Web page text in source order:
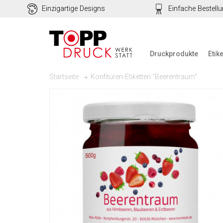
Einzigartige Designs Einfache
Druckprodukte
Startseite Konfitüren-Etiketten "Beerentraum"